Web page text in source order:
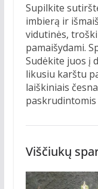
Supilkite
imbierą ir
vidutinės,
pamaišydami.
Sudėkite juos į
likusiu karštu
laiškiniais
paskrudintomis
Viščiukų